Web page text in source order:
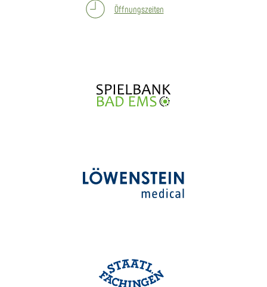
Öffnungszeiten